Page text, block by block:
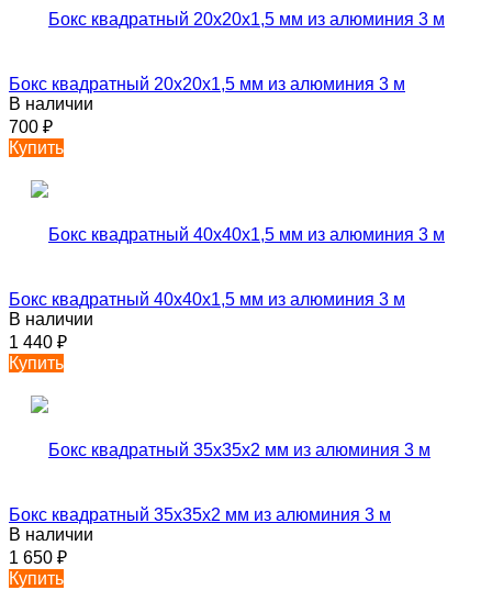
Бокс квадратный 20х20х1,5 мм из алюминия 3 м
В наличии
700 ₽
Купить
Бокс квадратный 40х40х1,5 мм из алюминия 3 м
В наличии
1 440 ₽
Купить
Бокс квадратный 35х35х2 мм из алюминия 3 м
В наличии
1 650 ₽
Купить